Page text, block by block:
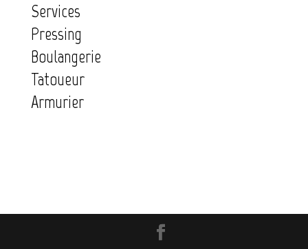
Services
Pressing
Boulangerie
Tatoueur
Armurier